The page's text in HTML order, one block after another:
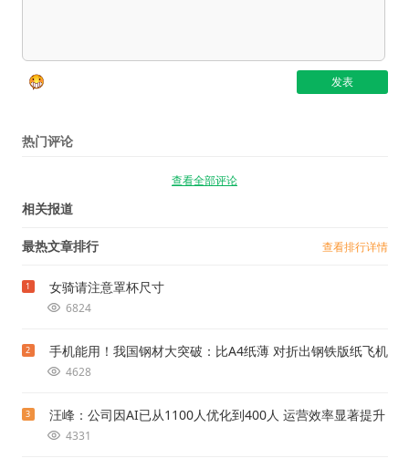
热门评论
查看全部评论
相关报道
最热文章排行 查看排行详情
1 女骑请注意罩杯尺寸
6824
2 手机能用！我国钢材大突破：比A4纸薄 对折出钢铁版纸飞机
4628
3 汪峰：公司因AI已从1100人优化到400人 运营效率显著提升
4331